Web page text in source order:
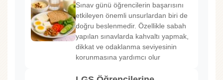
Sınav günü öğrencilerin başarısını
etkileyen önemli unsurlardan biri de
doğru beslenmedir. Özellikle sabah
yapılan sınavlarda kahvaltı yapmak,
dikkat ve odaklanma seviyesinin
korunmasına yardımcı olur